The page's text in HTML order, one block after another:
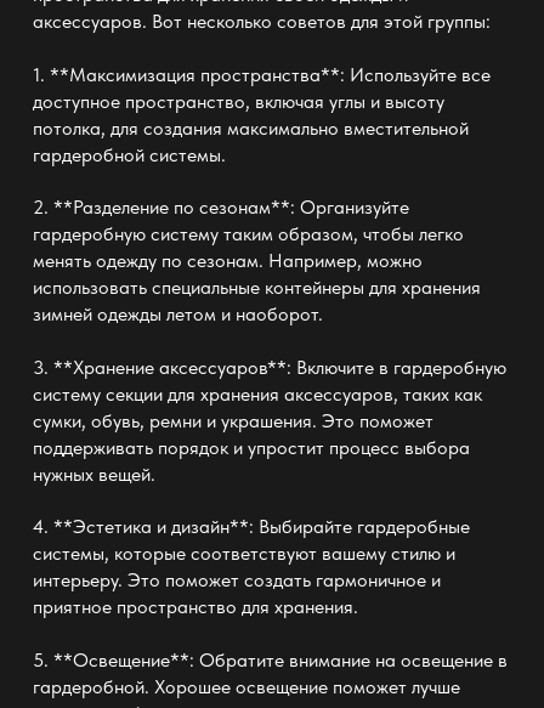
аксессуаров. Вот несколько советов для этой группы:
1. **Максимизация пространства**: Используйте все
доступное пространство, включая углы и высоту
потолка, для создания максимально вместительной
гардеробной системы.
2. **Разделение по сезонам**: Организуйте
гардеробную систему таким образом, чтобы легко
менять одежду по сезонам. Например, можно
использовать специальные контейнеры для хранения
зимней одежды летом и наоборот.
3. **Хранение аксессуаров**: Включите в гардеробную
систему секции для хранения аксессуаров, таких как
сумки, обувь, ремни и украшения. Это поможет
поддерживать порядок и упростит процесс выбора
нужных вещей.
4. **Эстетика и дизайн**: Выбирайте гардеробные
системы, которые соответствуют вашему стилю и
интерьеру. Это поможет создать гармоничное и
приятное пространство для хранения.
5. **Освещение**: Обратите внимание на освещение в
гардеробной. Хорошее освещение поможет лучше